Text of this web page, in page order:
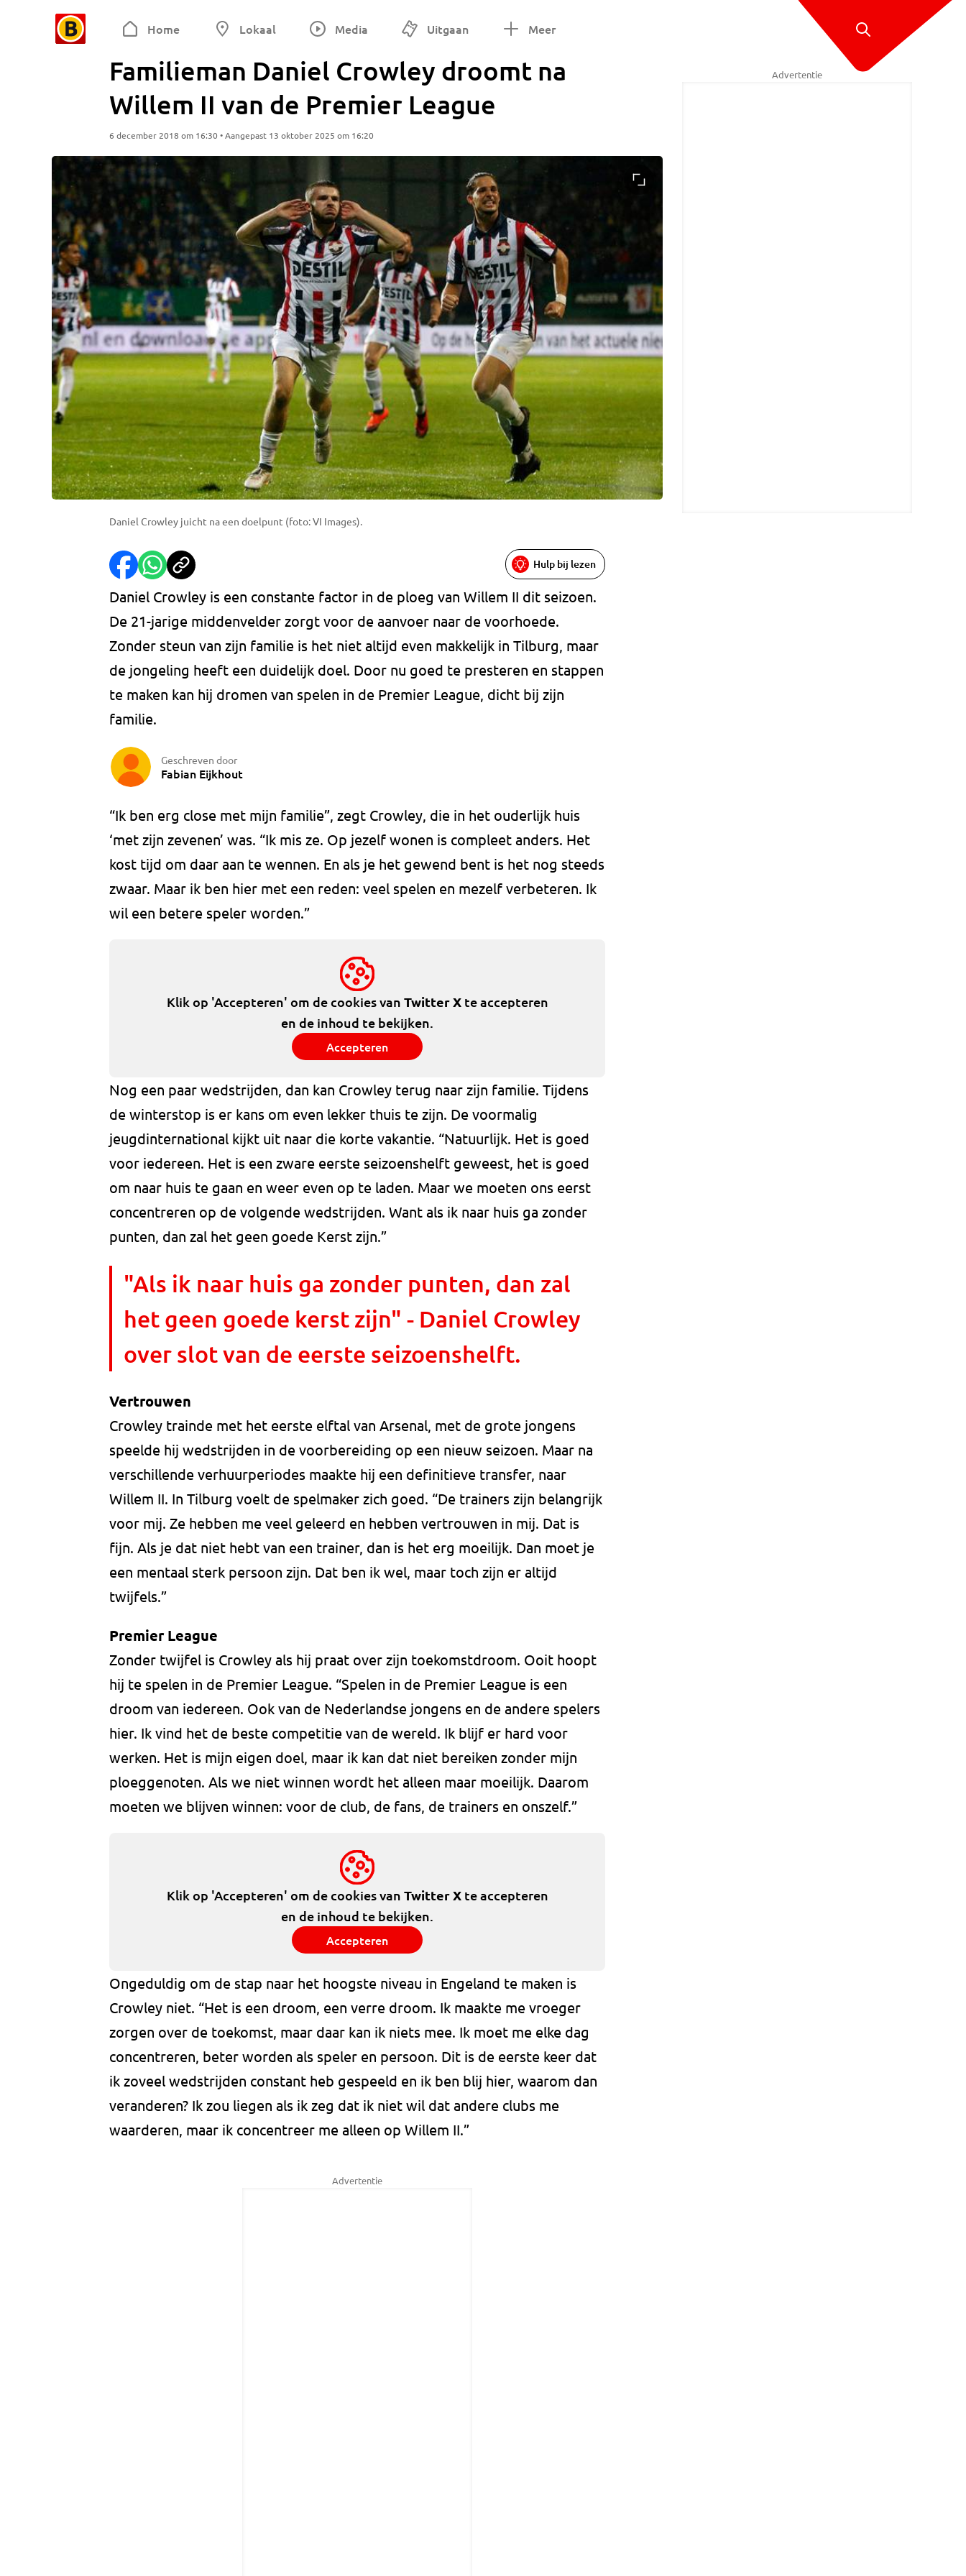
Home Lokaal Media Uitgaan Meer
Familieman Daniel Crowley droomt na
Willem II van de Premier League
6 december 2018 om 16:30 • Aangepast 13 oktober 2025 om 16:20
Daniel Crowley juicht na een doelpunt (foto: VI Images).
Hulp bij lezen
Daniel Crowley is een constante factor in de ploeg van Willem II dit seizoen.
De 21-jarige middenvelder zorgt voor de aanvoer naar de voorhoede.
Zonder steun van zijn familie is het niet altijd even makkelijk in Tilburg, maar
de jongeling heeft een duidelijk doel. Door nu goed te presteren en stappen
te maken kan hij dromen van spelen in de Premier League, dicht bij zijn
familie.
Geschreven door
Fabian Eijkhout
“Ik ben erg close met mijn familie”, zegt Crowley, die in het ouderlijk huis
‘met zijn zevenen’ was. “Ik mis ze. Op jezelf wonen is compleet anders. Het
kost tijd om daar aan te wennen. En als je het gewend bent is het nog steeds
zwaar. Maar ik ben hier met een reden: veel spelen en mezelf verbeteren. Ik
wil een betere speler worden.”
Klik op 'Accepteren' om de cookies van Twitter Xte accepteren
en de inhoud te bekijken.
Accepteren
Nog een paar wedstrijden, dan kan Crowley terug naar zijn familie. Tijdens
de winterstop is er kans om even lekker thuis te zijn. De voormalig
jeugdinternational kijkt uit naar die korte vakantie. “Natuurlijk. Het is goed
voor iedereen. Het is een zware eerste seizoenshelft geweest, het is goed
om naar huis te gaan en weer even op te laden. Maar we moeten ons eerst
concentreren op de volgende wedstrijden. Want als ik naar huis ga zonder
punten, dan zal het geen goede Kerst zijn.”
"Als ik naar huis ga zonder punten, dan zal
het geen goede kerst zijn" - Daniel Crowley
over slot van de eerste seizoenshelft.
Vertrouwen
Crowley trainde met het eerste elftal van Arsenal, met de grote jongens
speelde hij wedstrijden in de voorbereiding op een nieuw seizoen. Maar na
verschillende verhuurperiodes maakte hij een definitieve transfer, naar
Willem II. In Tilburg voelt de spelmaker zich goed. “De trainers zijn belangrijk
voor mij. Ze hebben me veel geleerd en hebben vertrouwen in mij. Dat is
fijn. Als je dat niet hebt van een trainer, dan is het erg moeilijk. Dan moet je
een mentaal sterk persoon zijn. Dat ben ik wel, maar toch zijn er altijd
twijfels.”
Premier League
Zonder twijfel is Crowley als hij praat over zijn toekomstdroom. Ooit hoopt
hij te spelen in de Premier League. “Spelen in de Premier League is een
droom van iedereen. Ook van de Nederlandse jongens en de andere spelers
hier. Ik vind het de beste competitie van de wereld. Ik blijf er hard voor
werken. Het is mijn eigen doel, maar ik kan dat niet bereiken zonder mijn
ploeggenoten. Als we niet winnen wordt het alleen maar moeilijk. Daarom
moeten we blijven winnen: voor de club, de fans, de trainers en onszelf.”
Klik op 'Accepteren' om de cookies van Twitter Xte accepteren
en de inhoud te bekijken.
Accepteren
Ongeduldig om de stap naar het hoogste niveau in Engeland te maken is
Crowley niet. “Het is een droom, een verre droom. Ik maakte me vroeger
zorgen over de toekomst, maar daar kan ik niets mee. Ik moet me elke dag
concentreren, beter worden als speler en persoon. Dit is de eerste keer dat
ik zoveel wedstrijden constant heb gespeeld en ik ben blij hier, waarom dan
veranderen? Ik zou liegen als ik zeg dat ik niet wil dat andere clubs me
waarderen, maar ik concentreer me alleen op Willem II.”
Advertentie
Advertentie